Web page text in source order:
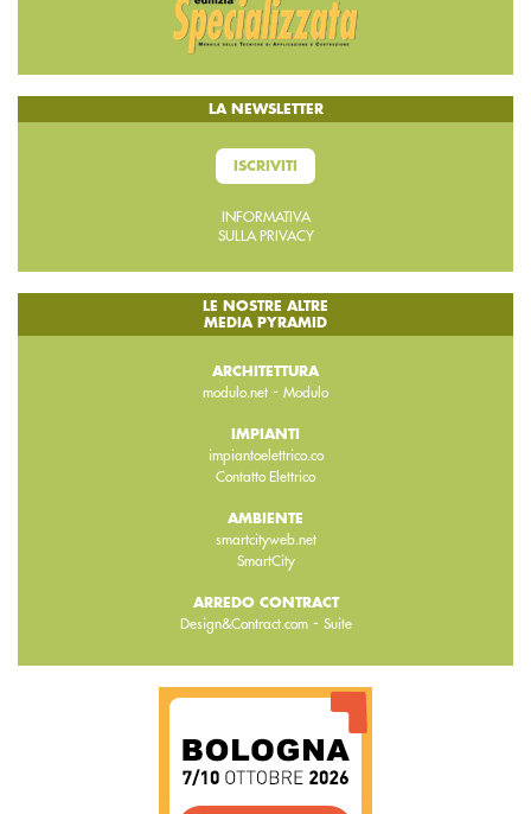
LA NEWSLETTER
ISCRIVITI
INFORMATIVA
SULLA PRIVACY
LE NOSTRE ALTRE
MEDIA PYRAMID
ARCHITETTURA
modulo.net - Modulo
IMPIANTI
impiantoelettrico.co
Contatto Elettrico
AMBIENTE
smartcityweb.net
SmartCity
ARREDO CONTRACT
Design&Contract.com- Suite